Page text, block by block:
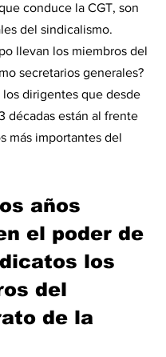
conduce la CGT, son
del sindicalismo.
llevan los miembros del
secretarios generales?
los dirigentes que desde
décadas están al frente
más importantes del
años
el poder de
los
del
de la